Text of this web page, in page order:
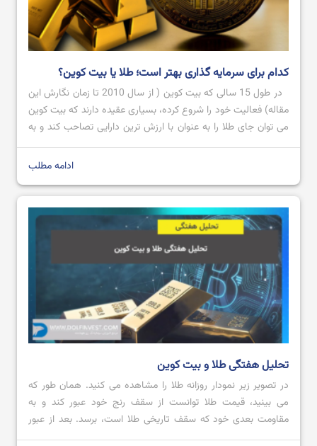
کدام برای سرمایه گذاری بهتر است؛ طلا یا بیت کوین؟
در طول 15 سالی که بیت کوین ( از سال 2010 تا زمان نگارش این
مقاله) فعالیت خود را شروع کرده، بسیاری عقیده دارند که بیت کوین
می توان جای طلا را به عنوان با ارزش ترین دارایی تصاحب کند و به
عنوان طلای دیجیتال شناخته شود؛ اما تاکنون که چنین اتفاقی
ادامه مطلب
تحلیل هفتگی طلا و بیت کوین
در تصویر زیر نمودار روزانه طلا را مشاهده می کنید. همان طور که
می بینید، قیمت طلا توانست از سقف رنج خود عبور کند و به
مقاومت بعدی خود که سقف تاریخی طلا است، برسد. بعد از عبور
قیمت از محدوده مقاومتی 2728.80 تا 2711.57 با کندل صعودی